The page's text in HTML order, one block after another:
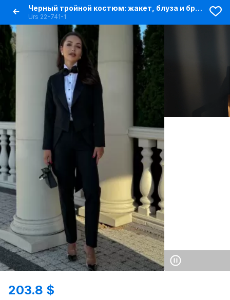
Черный тройной костюм: жакет, блуза и брюки, деловой стиль
Urs 22-741-1
203.8 $